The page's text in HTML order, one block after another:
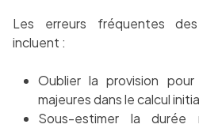
Les erreurs fréquentes
incluent :
Oublier la provision
majeures dans le calcul
Sous-estimer la durée